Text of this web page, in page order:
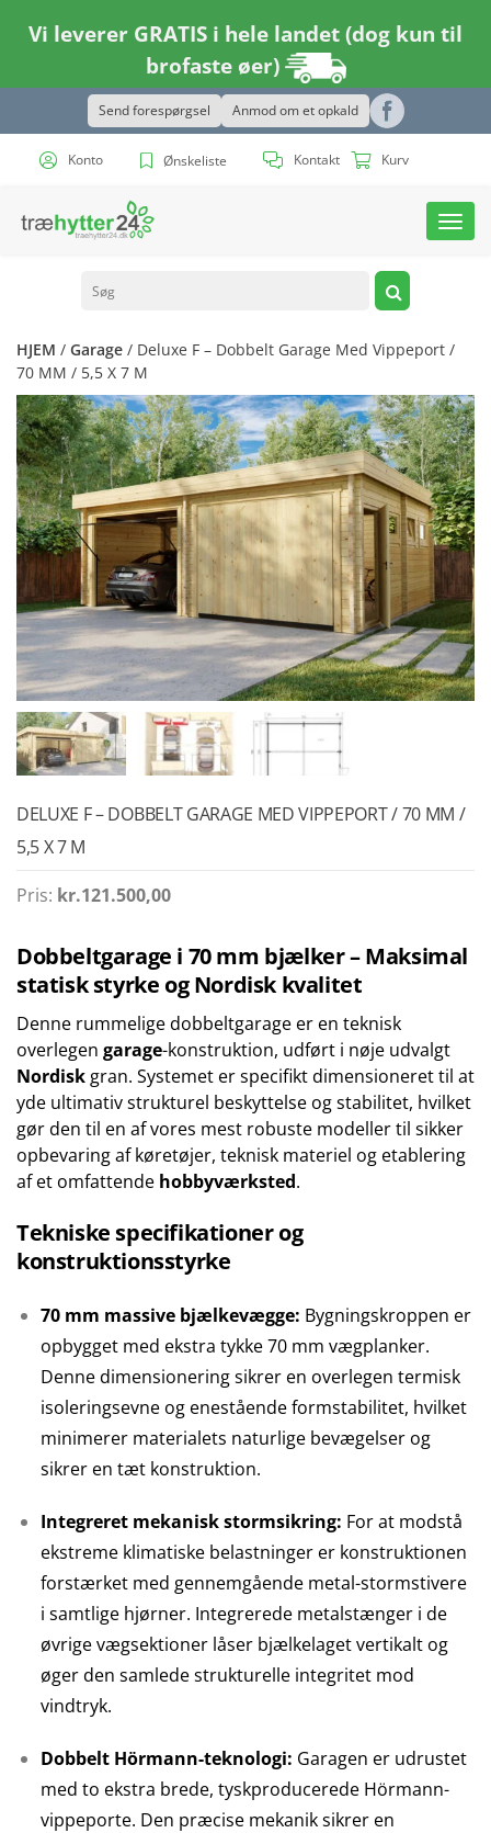
Vi leverer GRATIS i hele landet (dog kun til
brofaste øer)
Send forespørgsel Anmod om et opkald
Konto Ønskeliste Kontakt Kurv
HJEM / Garage / Deluxe F – Dobbelt Garage Med Vippeport /
70 MM / 5,5 X 7 M
DELUXE F – DOBBELT GARAGE MED VIPPEPORT / 70 MM /
5,5 X 7 M
Pris: kr.121.500,00
Dobbeltgarage i 70 mm bjælker – Maksimal
statisk styrke og Nordisk kvalitet
Denne rummelige dobbeltgarage er en teknisk
overlegen garage-konstruktion, udført i nøje udvalgt
Nordisk gran. Systemet er specifikt dimensioneret til at
yde ultimativ strukturel beskyttelse og stabilitet, hvilket
gør den til en af vores mest robuste modeller til sikker
opbevaring af køretøjer, teknisk materiel og etablering
af et omfattende hobbyværksted.
Tekniske specifikationer og
konstruktionsstyrke
70 mm massive bjælkevægge: Bygningskroppen er
opbygget med ekstra tykke 70 mm vægplanker.
Denne dimensionering sikrer en overlegen termisk
isoleringsevne og enestående formstabilitet, hvilket
minimerer materialets naturlige bevægelser og
sikrer en tæt konstruktion.
Integreret mekanisk stormsikring: For at modstå
ekstreme klimatiske belastninger er konstruktionen
forstærket med gennemgående metal-stormstivere
i samtlige hjørner. Integrerede metalstænger i de
øvrige vægsektioner låser bjælkelaget vertikalt og
øger den samlede strukturelle integritet mod
vindtryk.
Dobbelt Hörmann-teknologi: Garagen er udrustet
med to ekstra brede, tyskproducerede Hörmann-
vippeporte. Den præcise mekanik sikrer en